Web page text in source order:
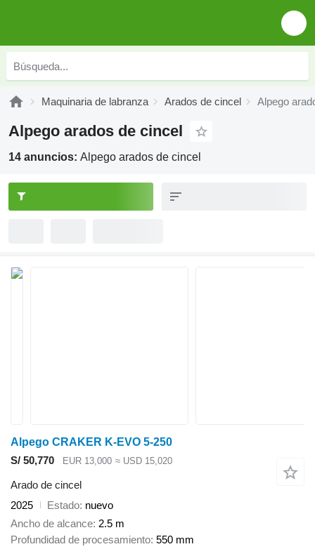
Maquinaria de labranza Arados de cincel Alpego
Alpego arados de cincel
14 anuncios: Alpego arados de cincel
Alpego CRAKER K-EVO 5-250
S/ 50,770
EUR 13,000 ≈ USD 15,020
Arado de cincel
2025
Estado nuevo
Ancho de alcance 2.5 m
Profundidad de procesamiento 550 mm